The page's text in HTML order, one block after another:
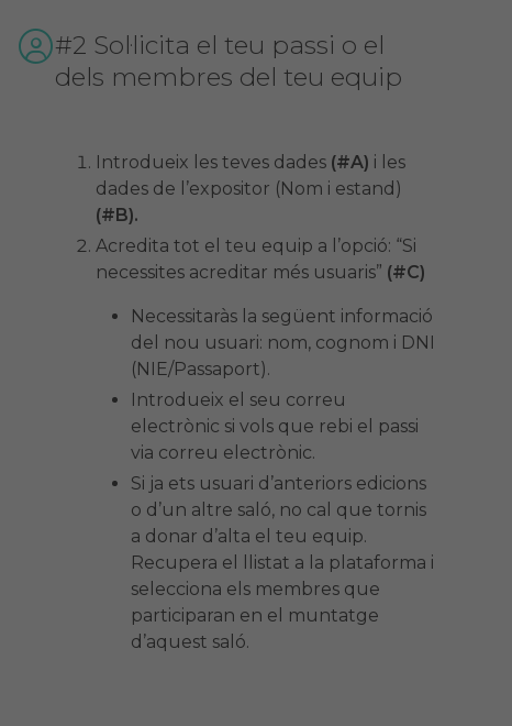
#2 Sol·licita el teu passi o el
dels membres del teu equip
Introdueix les teves dades (#A) i les
dades de l’expositor (Nom i estand)
(#B).
Acredita tot el teu equip a l’opció: “Si
necessites acreditar més usuaris” (#C)
Necessitaràs la següent informació
del nou usuari: nom, cognom i DNI
(NIE/Passaport).
Introdueix el seu correu
electrònic si vols que rebi el passi
via correu electrònic.
Si ja ets usuari d’anteriors edicions
o d’un altre saló, no cal que tornis
a donar d’alta el teu equip.
Recupera el llistat a la plataforma i
selecciona els membres que
participaran en el muntatge
d’aquest saló.